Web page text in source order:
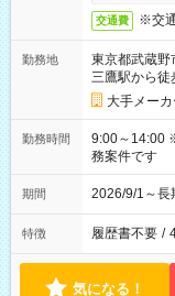
交通費 ※交
勤務地
東京都武蔵野
三鷹駅から徒
大手メーカ
勤務時間
9:00～14:00
務案件です
期間 2026/9/1～
特徴 履歴書不要 /
気になる！